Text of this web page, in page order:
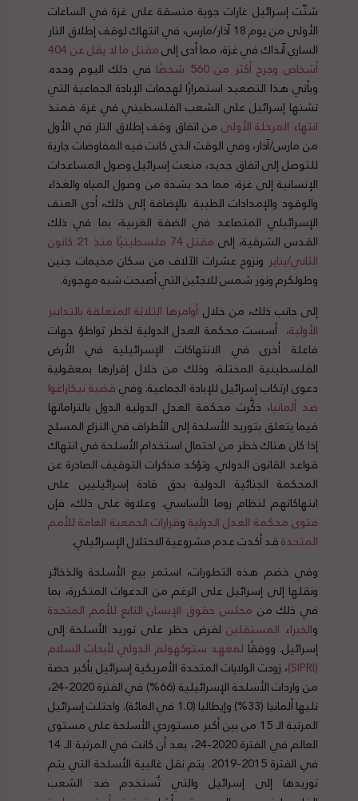
شنّت إسرائيل غارات جوية منسقة على غزة في الساعات
الأولى من يوم 18 آذار/مارس، في انتهاك لوقف إطلاق النار
الساري آنذاك في غزة، مما أدى إلى
مقتل ما لا يقل عن 404
أشخاص وجرح أكثر من 560 شخصًا
في ذلك اليوم وحده.
ويأتي هذا التصعيد استمرارًا لهجمات الإبادة الجماعية التي
تشنها إسرائيل على الشعب الفلسطيني في غزة. فمنذ
انتهاء المرحلة الأولى من اتفاق وقف إطلاق النار في الأول
من مارس/آذار، وفي الوقت الذي كانت فيه المفاوضات جارية
للتوصل إلى اتفاق جديد، منعت إسرائيل وصول المساعدات
الإنسانية إلى غزة، مما حد بشدة من وصول المياه والغذاء
والوقود والإمدادات الطبية. بالإضافة إلى ذلك، أدى العنف
الإسرائيلي المتصاعد في الضفة الغربية، بما في ذلك
القدس الشرقية، إلى
مقتل 74 فلسطينيًا منذ 21 كانون
الثاني/يناير ونزوح عشرات الآلاف من سكان مخيمات جنين
وطولكرم ونور شمس للاجئين التي أصبحت شبه مهجورة.
إلى جانب ذلك، من خلال أوامرها الثلاثة المتعلقة بالتدابير
الأولية، أسست محكمة العدل الدولية لخطر تواطؤ جهات
فاعلة أخرى في الانتهاكات الإسرائيلية في الأرض
الفلسطينية المحتلة، وذلك من خلال إقرارها بمعقولية
دعوى ارتكاب إسرائيل للإبادة الجماعية. وفيقضية نيكاراغوا
ضد ألمانيا، ذكَّرت محكمة العدل الدولية الدول بالتزاماتها
فيما يتعلق بتوريد الأسلحة إلى الأطراف في النزاع المسلح
إذا كان هناك خطر من احتمال استخدام الأسلحة في انتهاك
قواعد القانون الدولي. وتؤكد مذكرات التوقيف الصادرة عن
المحكمة الجنائية الدولية بحق قادة إسرائيليين على
انتهاكاتهم لنظام روما الأساسي. وعلاوة على ذلك، فإن
فتوى محكمة العدل الدوليةوقرارات الجمعية العامة للأمم
المتحدةقد أكدت عدم مشروعية الاحتلال الإسرائيلي.
وفي خضم هذه التطورات، استمر بيع الأسلحة والذخائر
ونقلها إلى إسرائيل على الرغم من الدعوات المتكررة، بما
في ذلك من مجلس حقوق الإنسان التابع للأمم المتحدة
والخبراء المستقلينلفرض حظر على توريد الأسلحة إلى
إسرائيل. ووفقًا لمعهد ستوكهولم الدولي لأبحاث السلام
(SIPRI)
، زودت الولايات المتحدة الأمريكية إسرائيل بأكبر حصة
من واردات الأسلحة الإسرائيلية (66%) في الفترة 2020-24،
تليها ألمانيا (33%) وإيطاليا (1.0 في المائة). واحتلت إسرائيل
المرتبة الـ 15 من بين أكبر مستوردي الأسلحة على مستوى
العالم في الفترة 2020-24، بعد أن كانت في المرتبة الـ 14
في الفترة 2015-2019. يتم نقل غالبية الأسلحة التي يتم
توريدها إلى إسرائيل والتي تُستخدم ضد الشعب